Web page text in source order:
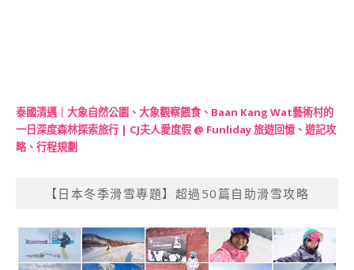
泰國清邁｜大象自然公園、大象觀察餵食、Baan Kang Wat藝術村的
一日深度森林探索旅行 | CJ夫人愛度假 @ Funliday 旅遊回憶、遊記攻
略、行程規劃
【日本冬季滑雪專題】超過50篇自助滑雪攻略